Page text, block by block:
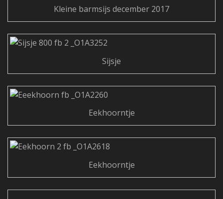
Kleine barmsijs december 2017
Sijsje
Eekhoorntje
Eekhoorntje